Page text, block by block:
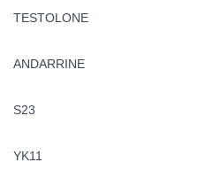
TESTOLONE
ANDARRINE
S23
YK11